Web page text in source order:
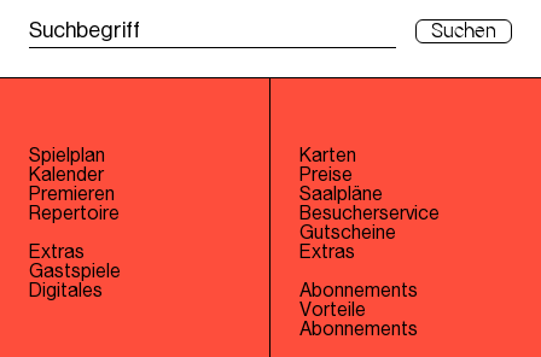
Suchen
Spielplan
Kalender
Premieren
Repertoire
Extras
Gastspiele
Digitales
Karten
Preise
Saalpläne
Besucherservice
Gutscheine
Extras
Abonnements
Vorteile
Abonnements